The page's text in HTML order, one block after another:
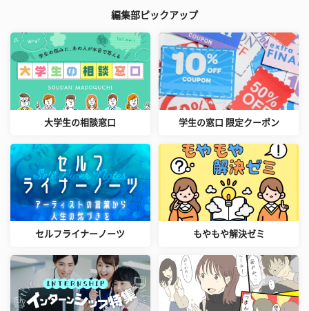
編集部ピックアップ
大学生の相談窓口 学生の窓口 限定クーポン
セルフライナーノーツ もやもや解決ゼミ